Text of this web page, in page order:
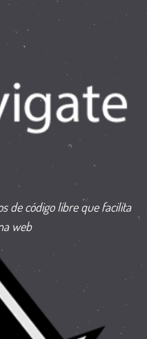
de código libre que facilita
web